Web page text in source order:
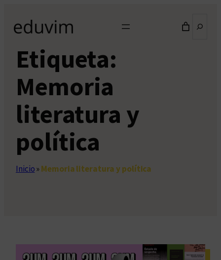
contenido
Etiqueta:
Memoria
literatura y
política
Inicio»Memoria literatura y política